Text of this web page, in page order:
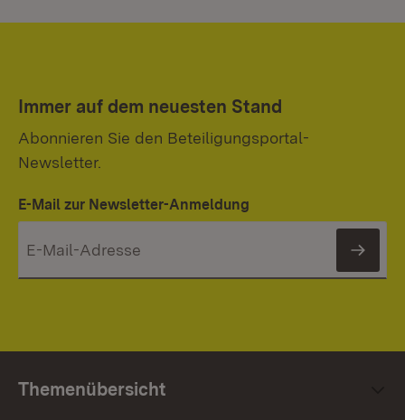
Immer auf dem neuesten Stand
Abonnieren Sie den Beteiligungsportal-
Newsletter.
E-Mail zur Newsletter-Anmeldung
Themenübersicht